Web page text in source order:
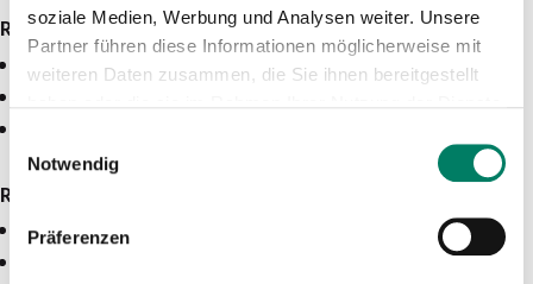
soziale Medien, Werbung und Analysen weiter. Unsere
Partner führen diese Informationen möglicherweise mit
weiteren Daten zusammen, die Sie ihnen bereitgestellt
Notwendig
Präferenzen
Rheinland:
Stadt Hennef
Rhein-Ruhr:
Stadt Dinslaken